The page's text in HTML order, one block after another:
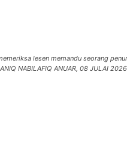
lesen memandu seorang
NABILAFIQ ANUAR, 08 JULAI